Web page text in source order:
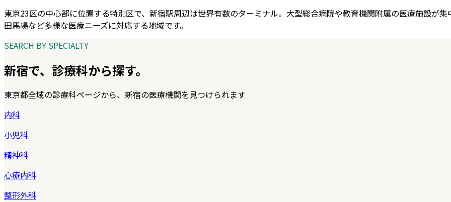
東京23区の中心部に位置する特別区で、新宿駅周辺は世界有数のターミナル。大型総合病院や教育機関附属の医療施設が
田馬場など多様な医療ニーズに対応する地域です。
SEARCH BY SPECIALTY
新宿で、診療科から探す。
東京都全域の診療科ページから、 新宿の医療機関を見つけられます
内科
小児科
精神科
心療内科
整形外科